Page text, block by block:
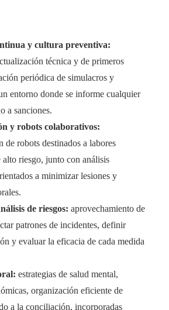
y cultura preventiva:
técnica y de primeros
periódica de simulacros y
entorno donde se informe cualquier
a sanciones.
y robots colaborativos:
de robots destinados a labores
alto riesgo, junto con análisis
a minimizar lesiones y
de riesgos: aprovechamiento de
patrones de incidentes, definir
y evaluar la eficacia de cada medida
estrategias de salud mental,
organización eficiente de
a la conciliación, incorporadas